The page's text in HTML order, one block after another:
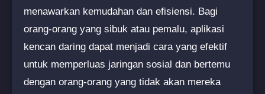
menawarkan kemudahan dan efisiensi. Bagi
orang-orang yang sibuk atau pemalu, aplikasi
kencan daring dapat menjadi cara yang efektif
untuk memperluas jaringan sosial dan bertemu
dengan orang-orang yang tidak akan mereka